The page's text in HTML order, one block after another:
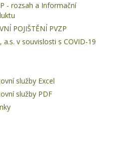
- rozsah a Informační
POJIŠTĚNÍ PVZP
v souvislosti s COVID-19
služby Excel
služby PDF